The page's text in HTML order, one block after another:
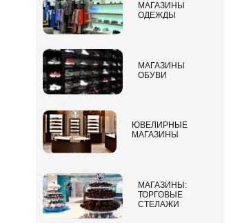
МАГАЗИНЫ
ОДЕЖДЫ
МАГАЗИНЫ
ОБУВИ
ЮВЕЛИРНЫЕ
МАГАЗИНЫ
МАГАЗИНЫ:
ТОРГОВЫЕ
СТЕЛАЖИ